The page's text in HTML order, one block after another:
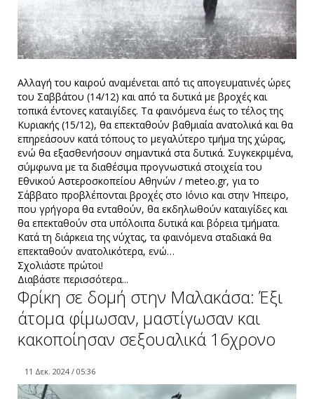
Αλλαγή του καιρού αναμένεται από τις απογευματινές ώρες
του Σαββάτου (14/12) και από τα δυτικά με βροχές και
τοπικά έντονες καταιγίδες. Τα φαινόμενα έως το τέλος της
Κυριακής (15/12), θα επεκταθούν βαθμιαία ανατολικά και θα
επηρεάσουν κατά τόπους το μεγαλύτερο τμήμα της χώρας,
ενώ θα εξασθενήσουν σημαντικά στα δυτικά. Συγκεκριμένα,
σύμφωνα με τα διαθέσιμα προγνωστικά στοιχεία του
Εθνικού Αστεροσκοπείου Αθηνών / meteo.gr, για το
Σάββατο προβλέπονται βροχές στο Ιόνιο και στην Ήπειρο,
που γρήγορα θα ενταθούν, θα εκδηλωθούν καταιγίδες και
θα επεκταθούν στα υπόλοιπα δυτικά και βόρεια τμήματα.
Κατά τη διάρκεια της νύχτας, τα φαινόμενα σταδιακά θα
επεκταθούν ανατολικότερα, ενώ…
Σχολιάστε πρώτοι!
Διαβάστε περισσότερα...
Φρίκη σε δομή στην Μαλακάσα: Έξι
άτομα φίμωσαν, μαστίγωσαν και
κακοποίησαν σεξουαλικά 16χρονο
11 Δεκ. 2024 / 05:36